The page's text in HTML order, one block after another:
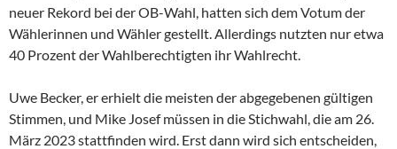
neuer Rekord bei der OB-Wahl, hatten sich dem Votum der
Wählerinnen und Wähler gestellt. Allerdings nutzten nur etwa
40 Prozent der Wahlberechtigten ihr Wahlrecht.
Uwe Becker, er erhielt die meisten der abgegebenen gültigen
Stimmen, und Mike Josef müssen in die Stichwahl, die am 26.
März 2023 stattfinden wird. Erst dann wird sich entscheiden,